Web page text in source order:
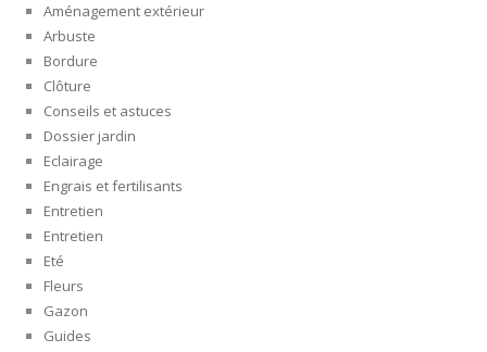
Aménagement extérieur
Arbuste
Bordure
Clôture
Conseils et astuces
Dossier jardin
Eclairage
Engrais et fertilisants
Entretien
Entretien
Eté
Fleurs
Gazon
Guides